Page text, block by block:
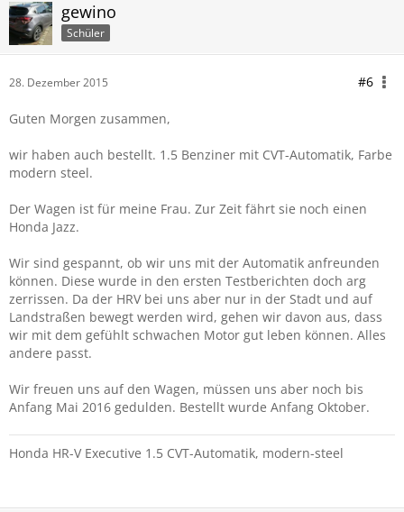
gewino
Schüler
28. Dezember 2015 #6
Guten Morgen zusammen,
wir haben auch bestellt. 1.5 Benziner mit CVT-Automatik, Farbe
modern steel.
Der Wagen ist für meine Frau. Zur Zeit fährt sie noch einen
Honda Jazz.
Wir sind gespannt, ob wir uns mit der Automatik anfreunden
können. Diese wurde in den ersten Testberichten doch arg
zerrissen. Da der HRV bei uns aber nur in der Stadt und auf
Landstraßen bewegt werden wird, gehen wir davon aus, dass
wir mit dem gefühlt schwachen Motor gut leben können. Alles
andere passt.
Wir freuen uns auf den Wagen, müssen uns aber noch bis
Anfang Mai 2016 gedulden. Bestellt wurde Anfang Oktober.
Honda HR-V Executive 1.5 CVT-Automatik, modern-steel